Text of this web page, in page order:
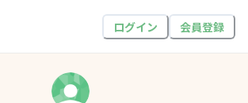
ログイン 会員登録